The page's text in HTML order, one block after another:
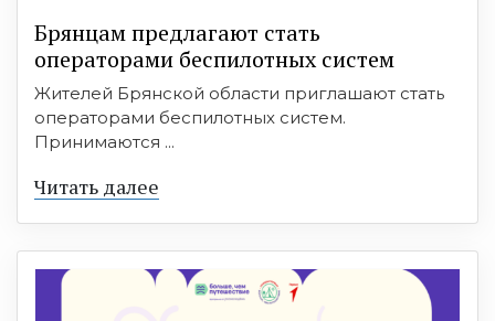
Брянцам предлагают cтать
оперaтoрами бeспилотных систeм
Жителей Брянской области приглашают стать
операторами беспилотных систем.
Принимаются ...
Читать далее